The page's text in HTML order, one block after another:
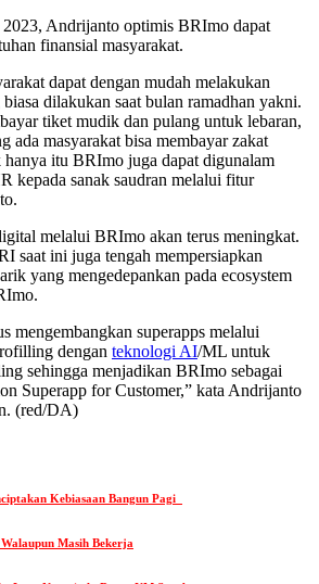
2023, Andrijanto optimis BRImo dapat
finansial masyarakat.
dapat dengan mudah melakukan
dilakukan saat bulan ramadhan yakni.
tiket mudik dan pulang untuk lebaran,
ada masyarakat bisa membayar zakat
hanya itu BRImo juga dapat digunalam
kepada sanak saudran melalui fitur
melalui BRImo akan terus meningkat.
saat ini juga tengah mempersiapkan
yang mengedepankan pada ecosystem
mengembangkan superapps melalui
dengan teknologi AI/ML untuk
sehingga menjadikan BRImo sebagai
Superapp for Customer,” kata Andrijanto
(red/DA)
Kebiasaan Bangun Pagi
Masih Bekerja